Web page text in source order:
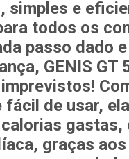
simples e
todos os
passo dado
GENIS GT
fácil de usar,
gastas,
graças